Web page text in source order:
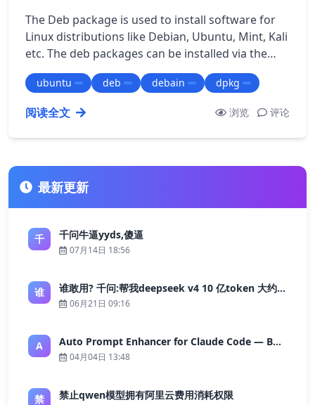
The Deb package is used to install software for
Linux distributions like Debian, Ubuntu, Mint, Kali
etc. The deb packages can be installed via the
command line interface by using …
ubuntu deb debain dpkg
阅读全文 浏览 评论
最新更新
千 千问牛逼yyds,傻逼
07月14日 18:56
谁 谁敢用? 千问:帮我deepseek v4 10 亿token 大约多少花费 ?
06月21日 09:16
A Auto Prompt Enhancer for Claude Code — Building a Highly Reliable AI Programming Workflow
04月04日 13:48
禁 禁止qwen模型拥有阿里云费用消耗权限